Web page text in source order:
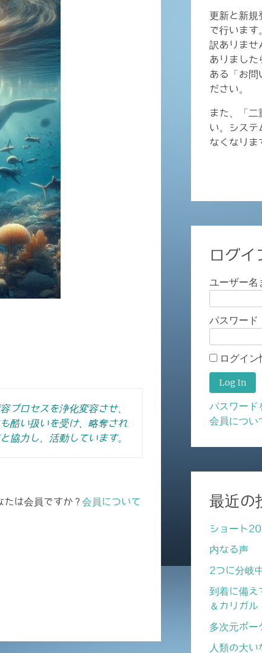
プロセスを浄化変容させ、
酷い扱いを受け、略奪され
協力し、活動しています。
たは会員ですか ? 会員について
更新と新規
で行います
訳ありませ
ありました
ある「お問
ださい。
また、「二
い。システ
なくなりま
ログイ
ユーザー名
パスワード
ログイ
パスワード
会員につい
最近の
ショート
内なる声
2つに分岐
到着に備え
＆カリガル
多次元ポー
人類の大